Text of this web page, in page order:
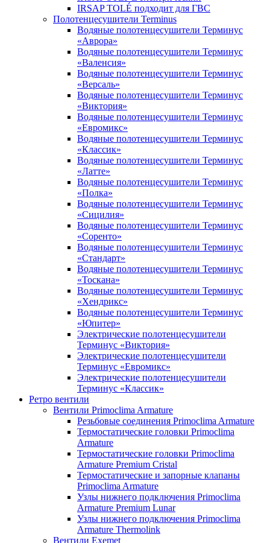
IRSAP TOLÉ подходит для ГВС
Полотенцесушители Terminus
Водяные полотенцесушители Терминус
«Аврора»
Водяные полотенцесушители Терминус
«Валенсия»
Водяные полотенцесушители Терминус
«Версаль»
Водяные полотенцесушители Терминус
«Виктория»
Водяные полотенцесушители Терминус
«Евромикс»
Водяные полотенцесушители Терминус
«Классик»
Водяные полотенцесушители Терминус
«Латте»
Водяные полотенцесушители Терминус
«Полка»
Водяные полотенцесушители Терминус
«Сицилия»
Водяные полотенцесушители Терминус
«Соренто»
Водяные полотенцесушители Терминус
«Стандарт»
Водяные полотенцесушители Терминус
«Тоскана»
Водяные полотенцесушители Терминус
«Хендрикс»
Водяные полотенцесушители Терминус
«Юпитер»
Электрические полотенцесушители
Терминус «Виктория»
Электрические полотенцесушители
Терминус «Евромикс»
Электрические полотенцесушители
Терминус «Классик»
Ретро вентили
Вентили Primoclima Armature
Резьбовые соединения Primoclima Armature
Термостатические головки Primoclima
Armature
Термостатические головки Primoclima
Armature Premium Cristal
Термостатические и запорные клапаны
Primoclima Armature
Узлы нижнего подключения Primoclima
Armature Premium Lunar
Узлы нижнего подключения Primoclima
Armature Thermolink
Вентили Exemet